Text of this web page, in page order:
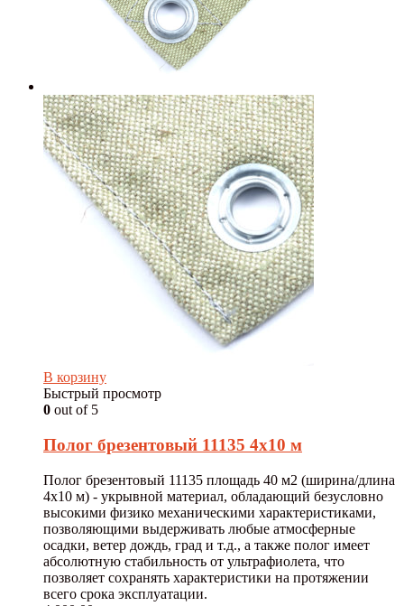
В корзину
Быстрый просмотр
0 out of 5
Полог брезентовый 11135 4х10 м
Полог брезентовый 11135 площадь 40 м2 (ширина/длина
4х10 м) - укрывной материал, обладающий безусловно
высокими физико механическими характеристиками,
позволяющими выдерживать любые атмосферные
осадки, ветер дождь, град и т.д., а также полог имеет
абсолютную стабильность от ультрафиолета, что
позволяет сохранять характеристики на протяжении
всего срока эксплуатации.